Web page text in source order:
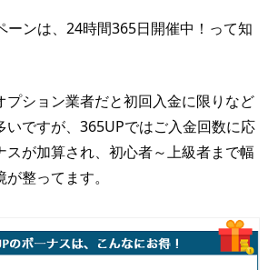
ーンは、24時間365日開催中！って知
プション業者だと初回入金に限りなど
いですが、365UPではご入金回数に応
スが加算され、初心者～上級者まで幅
整ってます。